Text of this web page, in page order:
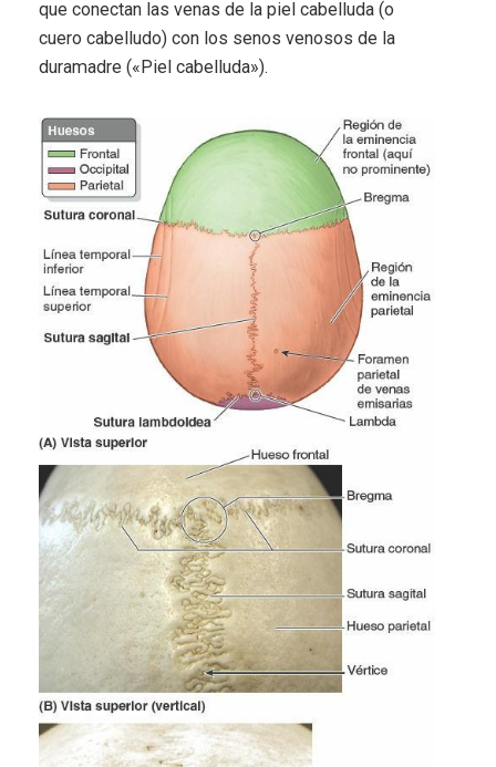
que conectan las venas de la piel cabelluda (o
cuero cabelludo) con los senos venosos de la
duramadre («Piel cabelluda»).